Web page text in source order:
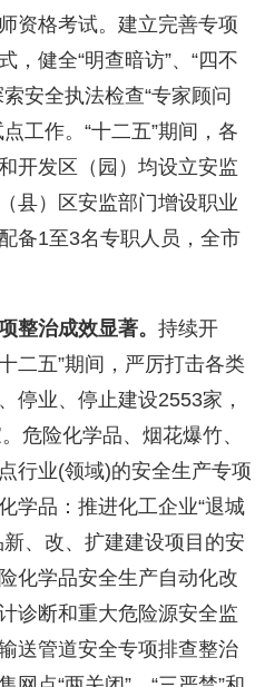
资格考试。建立完善专项
，健全“明查暗访”、“四不
安全执法检查“专家顾问
工作。“十二五”期间，各
开发区（园）均设立安监
县）区安监部门增设职业
备1至3名专职人员，全市
治成效显著。 持续开
二五”期间，严厉打击各类
停业、停止建设2553家，
危险化学品、烟花爆竹、
行业(领域)的安全生产专项
学品：推进化工企业“退城
、改、扩建建设项目的安
化学品安全生产自动化改
诊断和重大危险源安全监
送管道安全专项排查整治